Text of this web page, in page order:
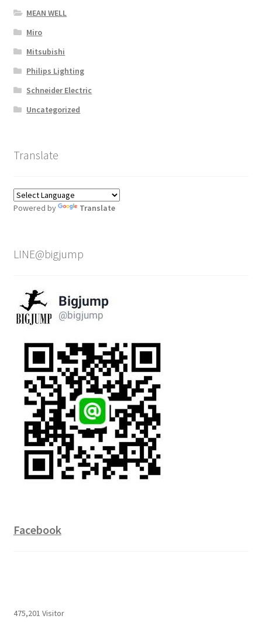
MEAN WELL
Miro
Mitsubishi
Philips Lighting
Schneider Electric
Uncategorized
Translate
Powered by Translate
LINE@bigjump
Facebook
475,201 Visitor